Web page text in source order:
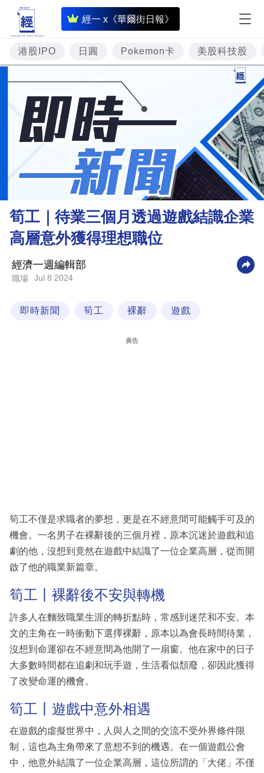
經一 x《華爾街日報》
即
時
財
經
專
題
投
資
樓
市
財
商
業
區
港股IPO 日圓 Pokemon卡 美股科技股
筍工｜待業三個月透過遊戲結識企業
高層意外獲得理想職位
經濟一週編輯部
職場 Jul 8 2024
即時新聞 筍工 裸辭 遊戲
廣告
筍工不僅是求職者的夢想，更是在不經意間可能觸手可及的
機會。一名男子在裸辭後的三個月裡，原本沉迷於遊戲和追
劇的他，沒想到竟然在遊戲中結識了一位企業高層，從而開
啟了他的職業新篇章。
筍工丨裸辭後不安與轉機
許多人在麵致職業生涯的轉折點時，常感到迷茫和不安。本
文的主角在一時衝動下選擇裸辭，原本以為會長時間待業，
沒想到命運卻在不經意間為他開了一扇窗。他在家中的日子
大多數時間都在追劇和玩手遊，生活看似頹廢，卻因此獲得
了改變命運的機會。
筍工丨遊戲中意外相遇
在遊戲的虛擬世界中，人與人之間的交流不受外界條件限
制，這也為主角帶來了意想不到的機遇。在一個遊戲公會
中，他意外結識了一位企業高層，這位所謂的「大佬」不僅